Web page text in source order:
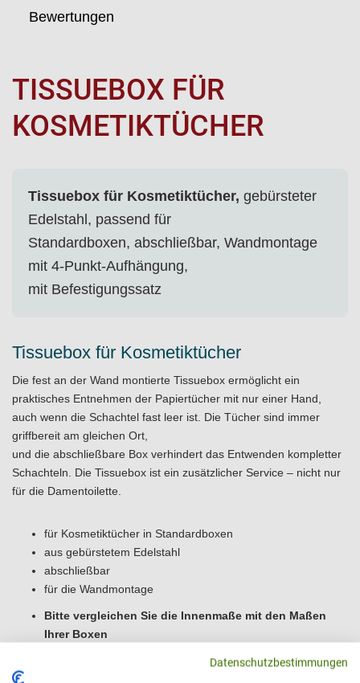
Bewertungen
TISSUEBOX FÜR
KOSMETIKTÜCHER
Tissuebox für Kosmetiktücher, gebürsteter
Edelstahl, passend für
Standardboxen, abschließbar, Wandmontage
mit 4-Punkt-Aufhängung,
mit Befestigungssatz
Tissuebox für Kosmetiktücher
Die fest an der Wand montierte Tissuebox ermöglicht ein
praktisches Entnehmen der Papiertücher mit nur einer Hand,
auch wenn die Schachtel fast leer ist. Die Tücher sind immer
griffbereit am gleichen Ort,
und die abschließbare Box verhindert das Entwenden kompletter
Schachteln. Die Tissuebox ist ein zusätzlicher Service – nicht nur
für die Damentoilette.
für Kosmetiktücher in Standardboxen
aus gebürstetem Edelstahl
abschließbar
für die Wandmontage
Bitte vergleichen Sie die Innenmaße mit den Maßen
Ihrer Boxen
Datenschutzbestimmungen